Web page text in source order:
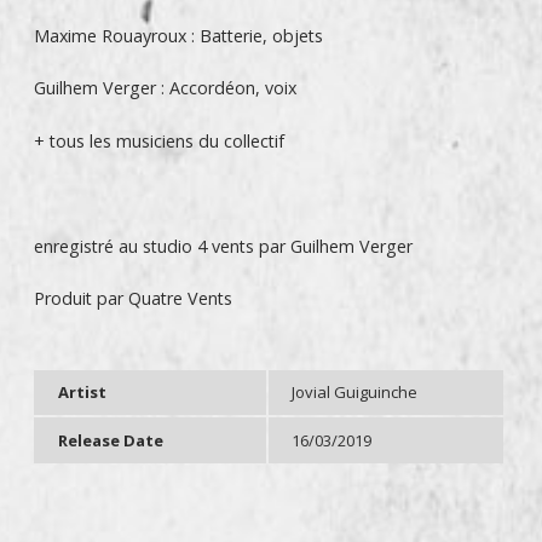
Maxime Rouayroux : Batterie, objets
Guilhem Verger : Accordéon, voix
+ tous les musiciens du collectif
enregistré au studio 4 vents par Guilhem Verger
Produit par Quatre Vents
Artist Jovial Guiguinche
Release Date 16/03/2019